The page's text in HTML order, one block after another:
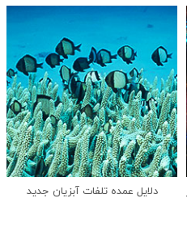
دلایل عمده تلفات آبزیان جدید